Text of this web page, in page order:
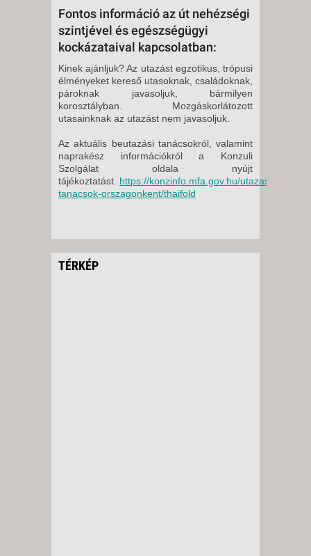
Fontos információ az út nehézségi
szintjével és egészségügyi
kockázataival kapcsolatban:
Kinek ajánljuk? Az utazást egzotikus, trópusi
élményeket kereső utasoknak, családoknak,
pároknak javasoljuk, bármilyen
korosztályban. Mozgáskorlátozott
utasainknak az utazást nem javasoljuk.
Az aktuális beutazási tanácsokról, valamint
naprakész információkról a Konzuli
Szolgálat oldala nyújt
tájékoztatást. https://konzinfo.mfa.gov.hu/utazasi-
tanacsok-orszagonkent/thaifold
TÉRKÉP